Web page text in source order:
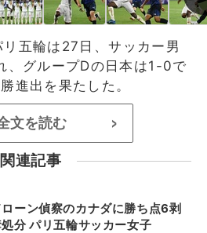
リ五輪は27日、サッカー男
、グループDの日本は1-0で
進出を果たした。
文を読む >
関連記事
ローン偵察のカナダに勝ち点6剥
分 パリ五輪サッカー女子